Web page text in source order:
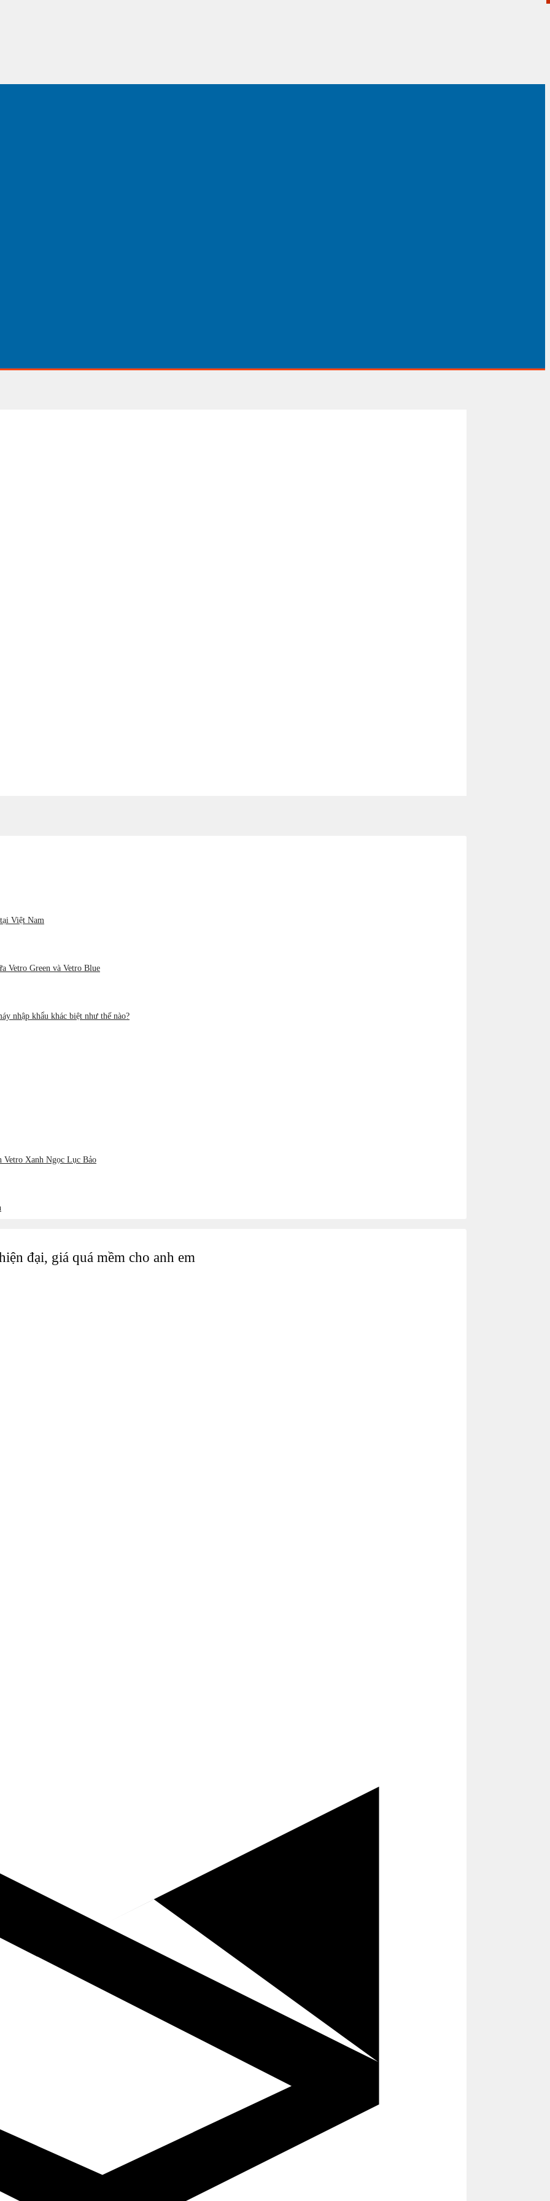
Việt Nam
Vetro Green và Vetro Blue
nhập khẩu khác biệt như thế nào?
Xanh Ngọc Lục Bảo
đại, giá quá mềm cho anh em